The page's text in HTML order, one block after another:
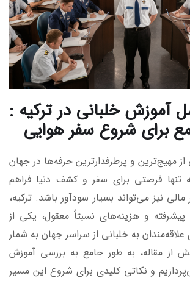
آموزش خلبانی در ترکیه :
برای شروع سفر هوایی
مهیج‌ترین و پرطرفدارترین حرفه‌ها در جهان
تنها فرصتی برای سفر و کشف دنیا فراهم
نیز می‌تواند بسیار سودآور باشد. ترکیه،
و هزینه‌های نسبتاً معقول، یکی از
به خلبانی از سراسر جهان به شمار
از مقاله، به طور جامع به بررسی آموزش
و نکاتی کلیدی برای شروع این مسیر